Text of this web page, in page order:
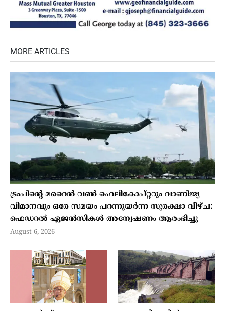
MORE ARTICLES
ട്രംപിന്റെ മറൈന്‍ വണ്‍ ഹെലികോപ്റ്ററും വാണിജ്യ
വിമാനവും ഒരേ സമയം പറന്നുയര്‍ന്ന സുരക്ഷാ വീഴ്ച:
ഫെഡറല്‍ ഏജന്‍സികള്‍ അന്വേഷണം ആരംഭിച്ചു
August 6, 2026